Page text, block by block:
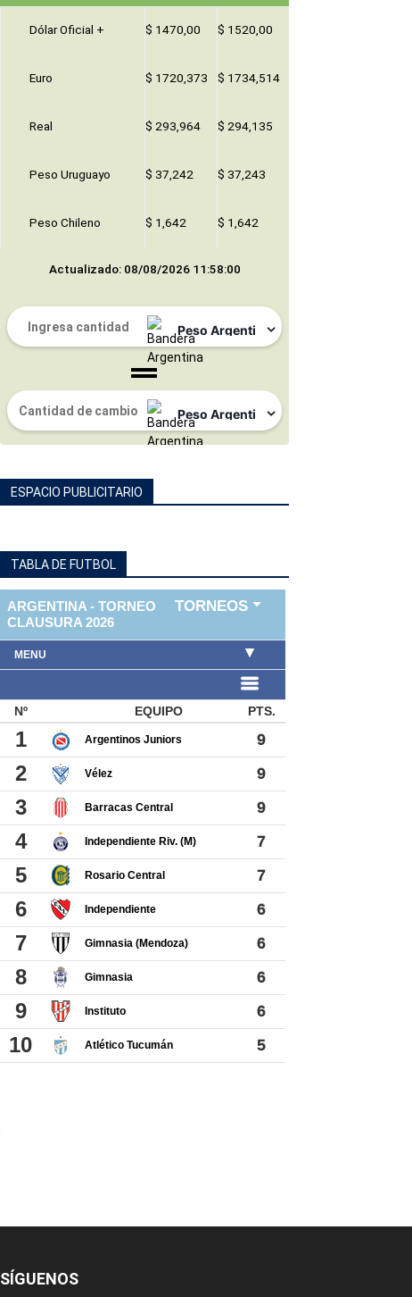
Dólar Oficial + $ 1470,00 $ 1520,00
Euro $ 1720,373 $ 1734,514
Real $ 293,964 $ 294,135
Peso Uruguayo $ 37,242 $ 37,243
Peso Chileno $ 1,642 $ 1,642
Actualizado: 08/08/2026 11:58:00
ESPACIO PUBLICITARIO
TABLA DE FUTBOL
SÍGUENOS